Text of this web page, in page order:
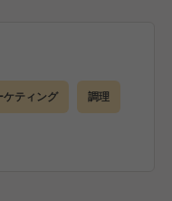
して
ち上げや
積めます。
の中で
育
施
の
ケティング 調理